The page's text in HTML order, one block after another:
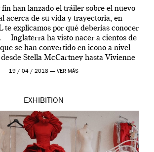
han lanzado el tráiler sobre el nuevo
acerca de su vida y trayectoria, en
explicamos por qué deberías conocer
Inglaterra ha visto nacer a cientos de
se han convertido en icono a nivel
Stella McCartney hasta Vivienne
Westwood pasando […]
19 / 04 / 2018 — VER MÁS
EXHIBITION